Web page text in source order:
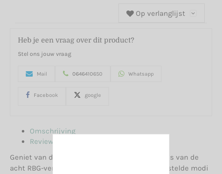
Op verlanglijst
Heb je een vraag over dit product?
Stel ons jouw vraag
Mail 0646410650 Whatsapp
Facebook google
Omschrijving
Reviews
Geniet van de levendige kleuren en combinaties van de
acht RBG-verlichtingszones en vier vooraf ingestelde modi